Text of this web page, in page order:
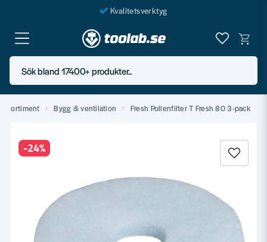
Kvalitetsverktyg
Fraktfritt över 999 SEK*
En järnhandel för alla
Butik i Göteborg
Sök bland 17400+ produkter..
Bygg & ventilation Fresh Pollenfilter T Fresh 80 3-pack
-24%